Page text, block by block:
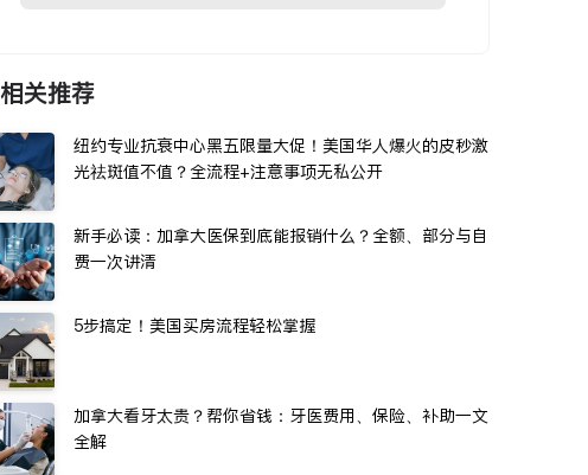
相关推荐
纽约专业抗衰中心黑五限量大促！美国华人爆火的皮秒激
光祛斑值不值？全流程+注意事项无私公开
新手必读：加拿大医保到底能报销什么？全额、部分与自
费一次讲清
5步搞定！美国买房流程轻松掌握
加拿大看牙太贵？帮你省钱：牙医费用、保险、补助一文
全解